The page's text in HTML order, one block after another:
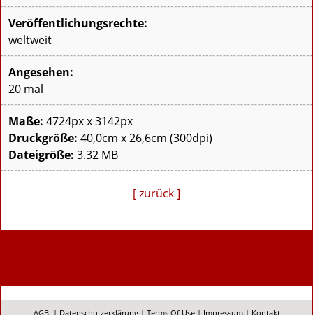
Veröffentlichungsrechte:
weltweit
Angesehen:
20 mal
Maße: 4724px x 3142px
Druckgröße: 40,0cm x 26,6cm (300dpi)
Dateigröße: 3.32 MB
[ zurück ]
AGB | Datenschutzerklärung| Terms Of Use| Impressum| Kontakt